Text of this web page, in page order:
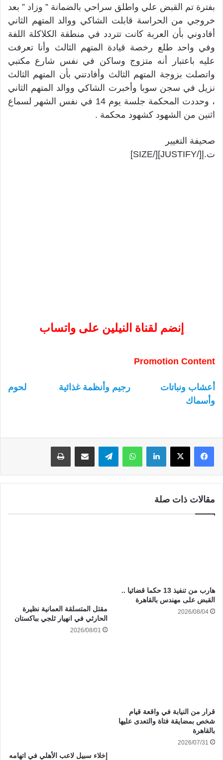
بفترة تم القبض علي واطلق سراحي بالضمانة ” وزاد ” بعد
خروجي من الحراسة قابلت الشاكي ووالد المتهم الثاني
أفادوني بأن العربة كانت تتردد في منطقة الكلاكلة اللفة
وفي واحد طلع رخصة قيادة المتهم الثالث وأنا تعرفت
عليه باعتبار أنه متزوج وساكن في نفس شارع مكتبي
واتصلت بزوجة المتهم الثالث وأفادتني بأن المتهم الثالث
نزيل في سجن سوبا وأخبرت الشاكي ووالد المتهم الثاني
، وحددت المحكمة جلسة يوم 14 في نفس الشهر لسماع
اثنين من الشهود كشهود محكمة .
صحيفة التغيير
ت.إ[/JUSTIFY][/SIZE]
إنضم لقناة النيلين على واتساب
Promotion Content
أعشاب ونباتات رجيم وأنظمة غذائية
لحوم
وأسماك
لينكدإن واتساب
مقالات ذات صلة
هارب من تنفيذ 13 حكما قضائيا ..
القبض على مهندس بالقاهرة
2026/08/04
مقتل المتسلقة العمانية نظيرة
الحارثي في انهيار ثلجي بباكستان
2026/08/01
قرار من النيابة في واقعة قيام
شخص بمضايقة فتاة والتعدى عليها
بالقاهرة
2026/07/31
إخلاء سبيل لاعب الأهلي في اتهامه